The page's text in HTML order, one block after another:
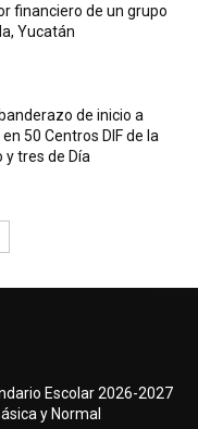
financiero de un grupo
Yucatán
de inicio a
50 Centros DIF de la
y tres de Día
Escolar 2026-2027
y Normal